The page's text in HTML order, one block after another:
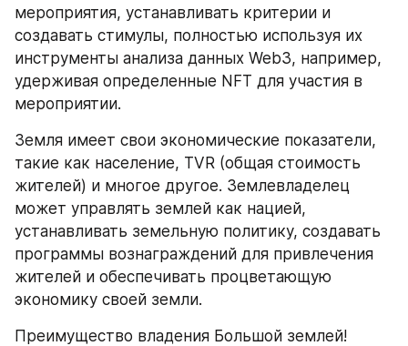
мероприятия, устанавливать критерии и
создавать стимулы, полностью используя их
инструменты анализа данных Web3, например,
удерживая определенные NFT для участия в
мероприятии.
Земля имеет свои экономические показатели,
такие как население, TVR (общая стоимость
жителей) и многое другое. Землевладелец
может управлять землей как нацией,
устанавливать земельную политику, создавать
программы вознаграждений для привлечения
жителей и обеспечивать процветающую
экономику своей земли.
Преимущество владения Большой землей!